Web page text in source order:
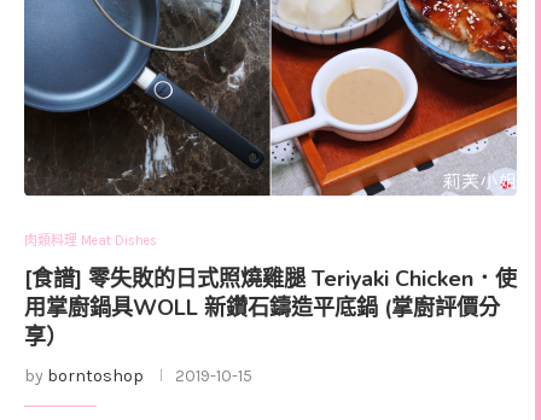
肉類料理 Meat Dishes
[食譜] 零失敗的日式照燒雞腿 Teriyaki Chicken．使
用掌廚鍋具WOLL 新鑽石鑄造平底鍋 (掌廚評價分
享）
by borntoshop 2019-10-15